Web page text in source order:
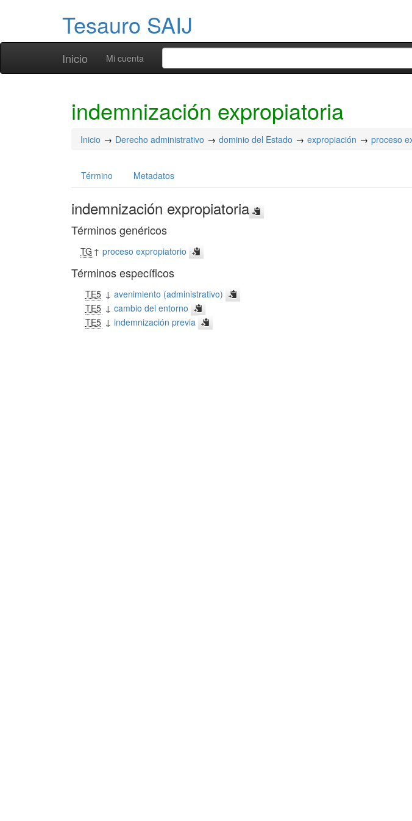
Tesauro SAIJ
Inicio Mi cuenta
indemnización expropiatoria
Inicio Derecho administrativo dominio del Estado expropiación proceso
Término Metadatos
indemnización expropiatoria
Términos genéricos
TG ↑proceso expropiatorio
Términos específicos
TE5 ↓ avenimiento (administrativo)
TE5 ↓ cambio del entorno
TE5 ↓ indemnización previa